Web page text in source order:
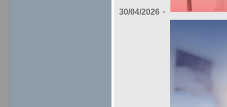
30/04/2026 -